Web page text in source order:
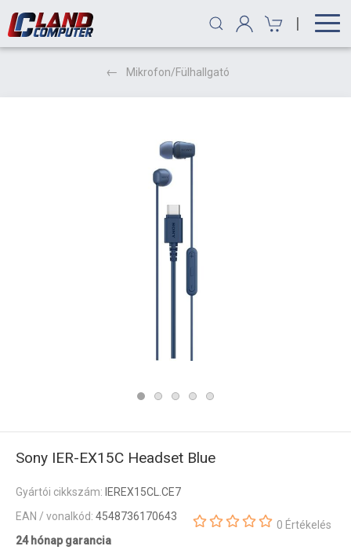
|
Mikrofon/Fülhallgató
Sony IER-EX15C Headset Blue
Gyártói cikkszám: IEREX15CL.CE7
EAN / vonalkód: 4548736170643
24 hónap garancia
0 Értékelés